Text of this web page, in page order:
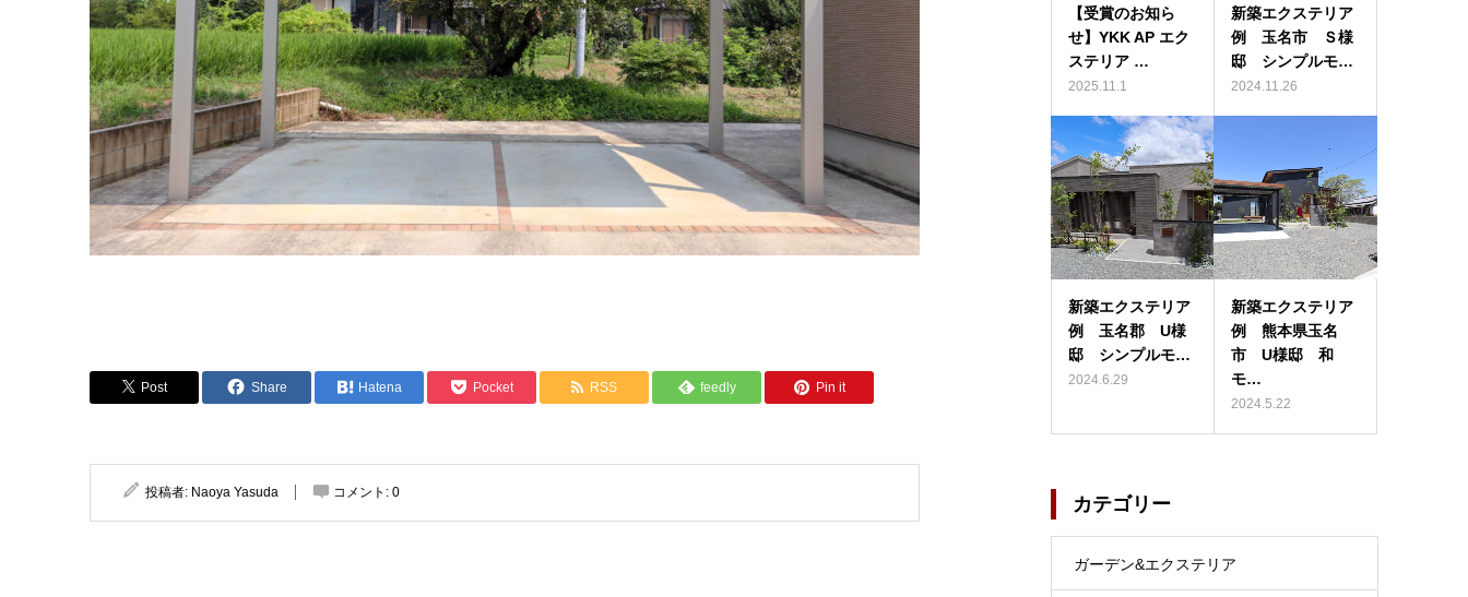
Post Share Hatena Pocket RSS feedly Pin it
投稿者: Naoya Yasuda コメント: 0
【受賞のお知ら
せ】YKK AP エク
ステリア …
2025.11.1
新築エクステリア
例 玉名市 Ｓ様
邸 シンプルモ…
2024.11.26
新築エクステリア
例 玉名郡 U様
邸 シンプルモ…
2024.6.29
新築エクステリア
例 熊本県玉名
市 U様邸 和
モ…
2024.5.22
カテゴリー
ガーデン&エクステリア